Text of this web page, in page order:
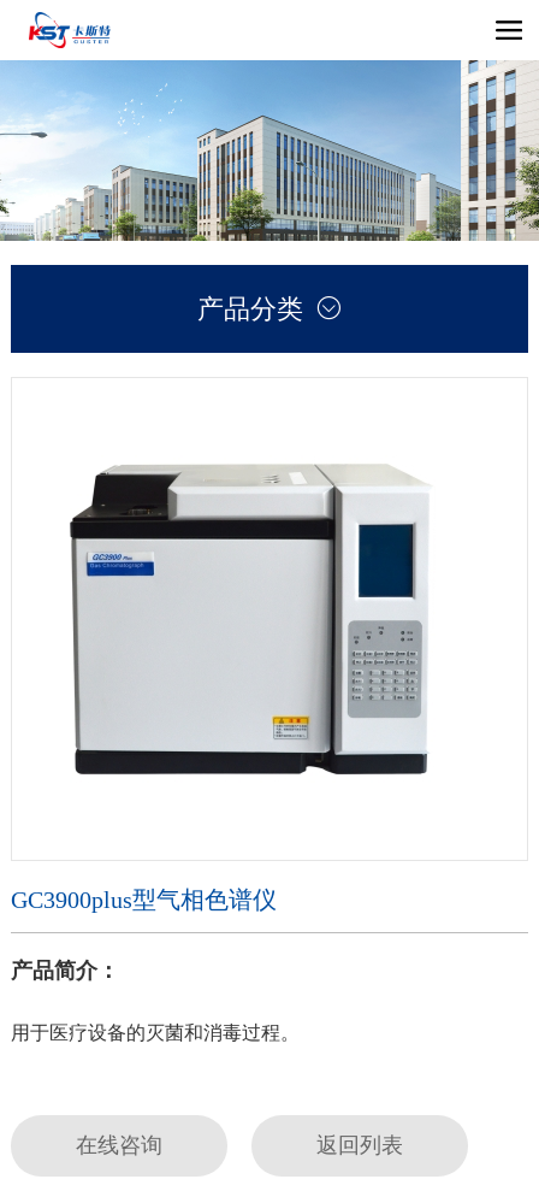
产品分类 
GC3900plus型气相色谱仪
产品简介：
用于医疗设备的灭菌和消毒过程。
在线咨询 返回列表